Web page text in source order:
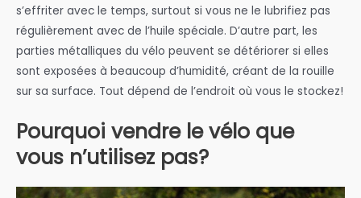
s’effriter avec le temps, surtout si vous ne le lubrifiez pas
régulièrement avec de l’huile spéciale. D’autre part, les
parties métalliques du vélo peuvent se détériorer si elles
sont exposées à beaucoup d’humidité, créant de la rouille
sur sa surface. Tout dépend de l’endroit où vous le stockez!
Pourquoi vendre le vélo que
vous n’utilisez pas?